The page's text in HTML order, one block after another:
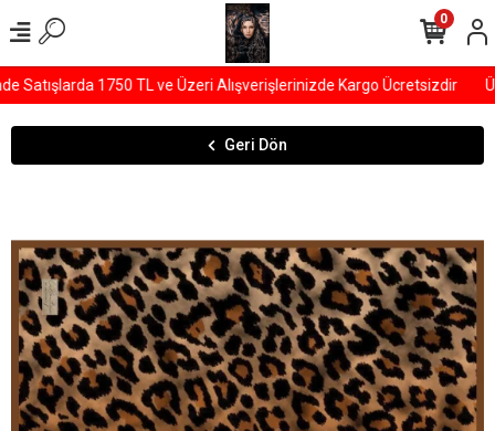
1750 TL ve Üzeri Alışverişlerinizde Kargo Ücretsizdir
0
Geri Dön